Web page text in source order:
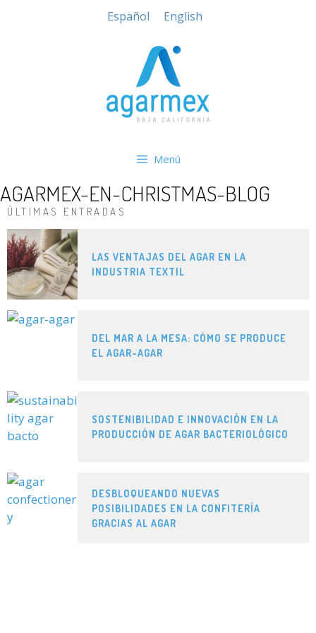
Español English
Menú
AGARMEX-EN-CHRISTMAS-BLOG
ÚLTIMAS ENTRADAS
LAS VENTAJAS DEL AGAR EN LA
INDUSTRIA TEXTIL
DEL MAR A LA MESA: CÓMO SE PRODUCE
EL AGAR-AGAR
SOSTENIBILIDAD E INNOVACIÓN EN LA
PRODUCCIÓN DE AGAR BACTERIOLÓGICO
DESBLOQUEANDO NUEVAS
POSIBILIDADES EN LA CONFITERÍA
GRACIAS AL AGAR